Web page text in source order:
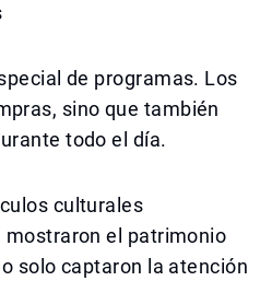
de programas. Los
sino que también
todo el día.
culturales
mostraron el patrimonio
solo captaron la atención